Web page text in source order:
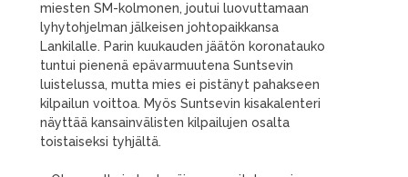
miesten SM-kolmonen, joutui luovuttamaan
lyhytohjelman jälkeisen johtopaikkansa
Lankilalle. Parin kuukauden jäätön koronatauko
tuntui pienenä epävarmuutena Suntsevin
luistelussa, mutta mies ei pistänyt pahakseen
kilpailun voittoa. Myös Suntsevin kisakalenteri
näyttää kansainvälisten kilpailujen osalta
toistaiseksi tyhjältä.